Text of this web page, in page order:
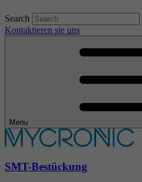
Search
Kontaktieren sie uns
Menu
SMT-Bestückung